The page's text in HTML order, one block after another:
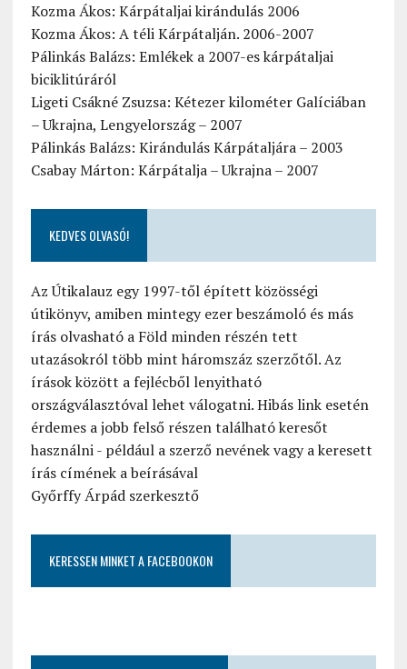
Kozma Ákos: Kárpátaljai kirándulás 2006
Kozma Ákos: A téli Kárpátalján. 2006-2007
Pálinkás Balázs: Emlékek a 2007-es kárpátaljai
biciklitúráról
Ligeti Csákné Zsuzsa: Kétezer kilométer Galíciában
– Ukrajna, Lengyelország – 2007
Pálinkás Balázs: Kirándulás Kárpátaljára – 2003
Csabay Márton: Kárpátalja – Ukrajna – 2007
KEDVES OLVASÓ!
Az Útikalauz egy 1997-től épített közösségi
útikönyv, amiben mintegy ezer beszámoló és más
írás olvasható a Föld minden részén tett
utazásokról több mint háromszáz szerzőtől. Az
írások között a fejlécből lenyitható
országválasztóval lehet válogatni. Hibás link esetén
érdemes a jobb felső részen található keresőt
használni - például a szerző nevének vagy a keresett
írás címének a beírásával
Győrffy Árpád szerkesztő
KERESSEN MINKET A FACEBOOKON